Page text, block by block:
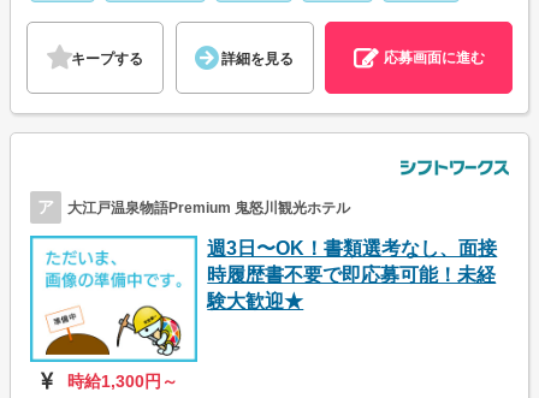
キープする 詳細を見る 応募画面に進む
ア 大江戸温泉物語Premium 鬼怒川観光ホテル
週3日〜OK！書類選考なし、面接
時履歴書不要で即応募可能！未経
験大歓迎★
時給1,300円～